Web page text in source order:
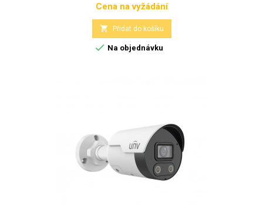
Cena
Cena na vyžádání
 Přidat do košíku
 Na objednávku